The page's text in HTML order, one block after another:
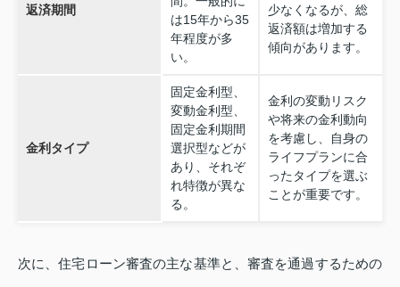
返済期間
は15年から35
年程度が多
い。
少なくなるが、総
返済額は増加する
傾向があります。
金利タイプ
固定金利型、
変動金利型、
固定金利期間
選択型などが
あり、それぞ
れ特徴が異な
る。
金利の変動リスク
や将来の金利動向
を考慮し、自身の
ライフプランに合
ったタイプを選ぶ
ことが重要です。
次に、住宅ローン審査の主な基準と、審査を通過するための